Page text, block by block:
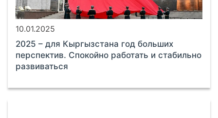
10.01.2025
2025 – для Кыргызстана год больших
перспектив. Спокойно работать и стабильно
развиваться